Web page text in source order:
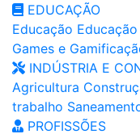
EDUCAÇÃO
Educação
Games e
INDÚSTRIA E
Agricultura
trabalho
PROFISSÕES